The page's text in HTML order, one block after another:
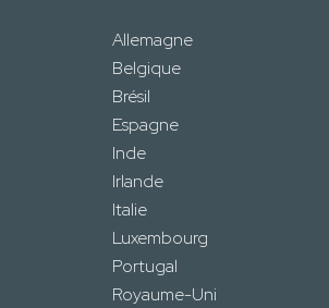
Allemagne
Belgique
Brésil
Espagne
Inde
Irlande
Italie
Luxembourg
Portugal
Royaume-Uni